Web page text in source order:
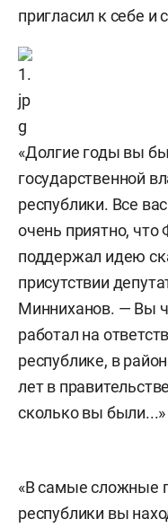
пригласил к себе и
«Долгие годы вы
государственной
республики. Все
очень приятно,
поддержал идею
присутствии
Минниханов. — Вы
работал на
республике, в
лет в
сколько вы были...»
«В самые сложные
республики вы